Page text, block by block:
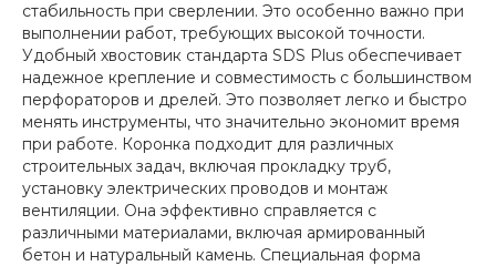
стабильность при сверлении. Это особенно важно при
выполнении работ, требующих высокой точности.
Удобный хвостовик стандарта SDS Plus обеспечивает
надежное крепление и совместимость с большинством
перфораторов и дрелей. Это позволяет легко и быстро
менять инструменты, что значительно экономит время
при работе. Коронка подходит для различных
строительных задач, включая прокладку труб,
установку электрических проводов и монтаж
вентиляции. Она эффективно справляется с
различными материалами, включая армированный
бетон и натуральный камень. Специальная форма